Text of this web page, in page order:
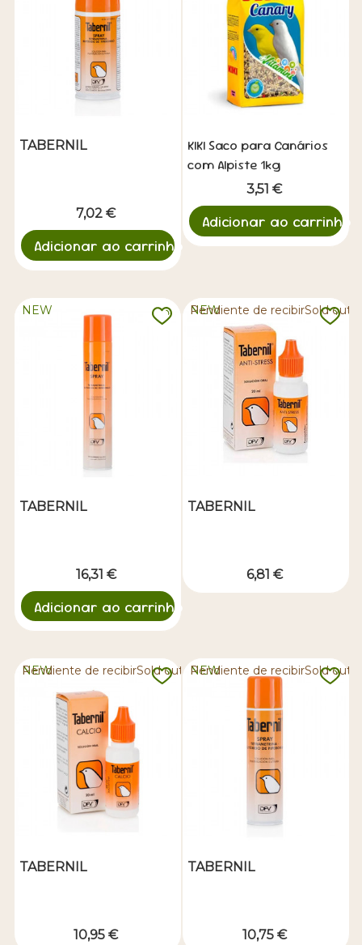
TABERNIL
7,02 €
Adicionar ao carrinho
KIKI Saco para Canários
com Alpiste 1kg
3,51 €
Adicionar ao carrinho
NEW
TABERNIL
16,31 €
Adicionar ao carrinho
NEW
Pendiente de recibirSold out
TABERNIL
6,81 €
NEW
Pendiente de recibirSold out
TABERNIL
10,95 €
NEW
Pendiente de recibirSold out
TABERNIL
10,75 €